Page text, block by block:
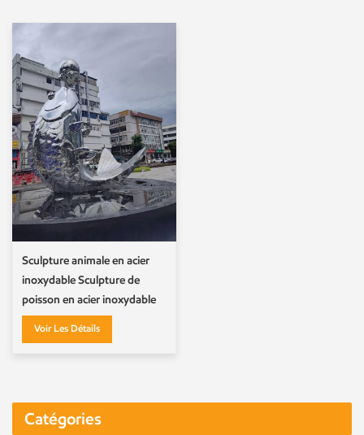
Sculpture animale en acier
inoxydable Sculpture de
poisson en acier inoxydable
Voir Les Détails
Catégories